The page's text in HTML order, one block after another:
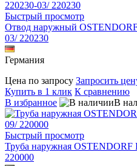
Быстрый просмотр
Отвод наружный
03/ 220230
Германия
Цена по запросу Запросить
Купить в 1 клик К сравнению
В избранное
В
Быстрый просмотр
Труба наружная
220000